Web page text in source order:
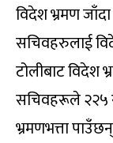
विदेश भ्रमण
सचिवहरुलाई
टोलीबाट विदेश
सचिवहरूले
भ्रमणभत्ता